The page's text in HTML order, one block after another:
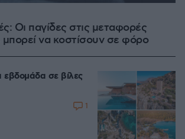
Οι παγίδες στις μεταφορές
να κοστίσουν σε φόρο
εβδομάδα σε βίλες
1